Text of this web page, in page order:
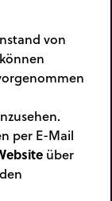
von
per E-Mail
über